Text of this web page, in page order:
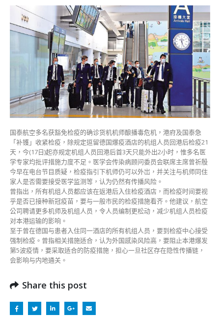
祈
殷
倡
酒
店
检
疫
与
市
民
看
齐〉
中
国泰航空多名获豁免检疫的确诊货机机师酿播毒危机，港府及国泰急
「补镬」收紧检疫，除规定逗留德国爆疫酒店的机组人员回港后检疫21
天，今(17日)起亦规定机组人员回港后首3天只能外出2小时，惟多名医
学专家均批评措施力度不足。医学会传染病顾问委员会联席主席曾祈殷
今早在电台节目质疑，检疫指引下机师仍可以外岀，并关注与机师同住
家人是否需要接受医学监测等，认为仍然有传播风险。
曾指出，所有机组人员都应该在返港后入住检疫酒店，而检疫时间要视
乎是否已接种新冠疫苗，要与一般市民的检疫措施看齐。他建议，航空
公司聘请更多机师及机组人员，令人员编制更松动，减少机组人员检疫
对本港运输的影响。
至于曾在德国与患者入住同一酒店的所有机组人员，要到检疫中心接受
强制检疫。曾指相关措施适合，认为外国感染风险高，要阻止本港爆发
第5波疫情，要采取适合的防疫措施，担心一旦社区存在隐性传播链，
会影响与内地通关。
Share this post